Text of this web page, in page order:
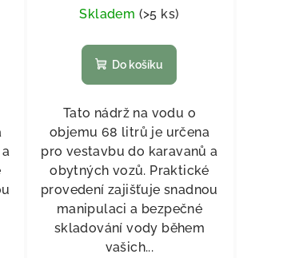
Skladem (>5 ks)
Do košíku
Tato nádrž na vodu o
objemu 68 litrů je určena
pro vestavbu do karavanů a
obytných vozů. Praktické
provedení zajišťuje snadnou
manipulaci a bezpečné
skladování vody během
vašich...